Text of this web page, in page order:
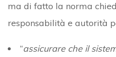
ma di fatto la norma
responsabilità e autorità
“assicurare che il